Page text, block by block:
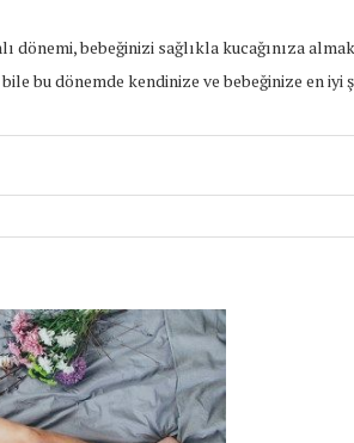
dönemi, bebeğinizi sağlıkla kucağınıza
bu dönemde kendinize ve bebeğinize en iyi